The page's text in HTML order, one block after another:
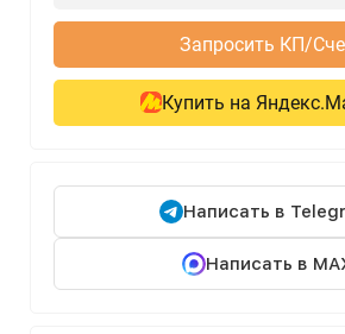
Запросить КП/
Купить на
Написать в
Написать в